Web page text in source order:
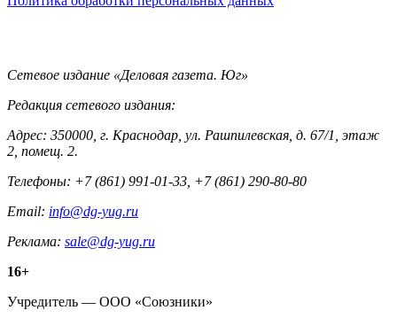
Контакты
Сетевое издание «Деловая газета. Юг»
Редакция сетевого издания:
Адрес: 350000, г. Краснодар, ул. Рашпилевская, д. 67/1, этаж
2, помещ. 2.
Телефоны: +7 (861) 991-01-33, +7 (861) 290-80-80
Email: info@dg-yug.ru
Реклама: sale@dg-yug.ru
Информация
о
16+
Учредитель — ООО «Союзники»